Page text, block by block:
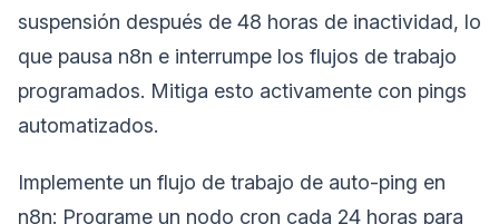
suspensión después de 48 horas de inactividad, lo
que pausa n8n e interrumpe los flujos de trabajo
programados. Mitiga esto activamente con pings
automatizados.
Implemente un flujo de trabajo de auto-ping en
n8n: Programe un nodo cron cada 24 horas para